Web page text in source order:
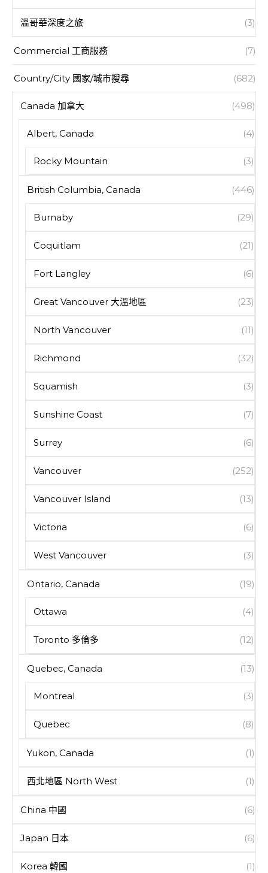
溫哥華深度之旅 (3)
Commercial 工商服務 (7)
Country/City 國家/城市搜尋 (682)
Canada 加拿大 (498)
Albert, Canada (4)
Rocky Mountain (3)
British Columbia, Canada (446)
Burnaby (29)
Coquitlam (21)
Fort Langley (6)
Great Vancouver 大溫地區 (23)
North Vancouver (11)
Richmond (32)
Squamish (3)
Sunshine Coast (7)
Surrey (6)
Vancouver (252)
Vancouver Island (13)
Victoria (6)
West Vancouver (3)
Ontario, Canada (19)
Ottawa (4)
Toronto 多倫多 (12)
Quebec, Canada (13)
Montreal (3)
Quebec (8)
Yukon, Canada (1)
西北地區 North West (1)
China 中國 (6)
Japan 日本 (6)
Korea 韓國 (1)